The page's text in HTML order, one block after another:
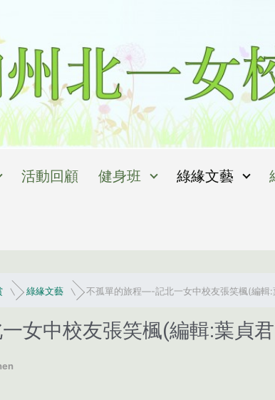
活動回顧 健身班 綠緣文藝
綠緣文藝 不孤單的旅程—-記北一女中校友張笑楓(編輯:
女中校友張笑楓(編輯:葉貞